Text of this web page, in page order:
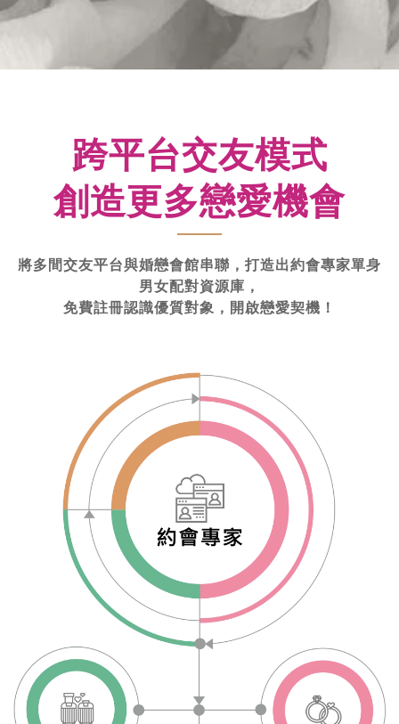
跨平台交友模式
創造更多戀愛機會
將多間交友平台與婚戀會館串聯，打造出約會專家單身
男女配對資源庫，
免費註冊認識優質對象，開啟戀愛契機！